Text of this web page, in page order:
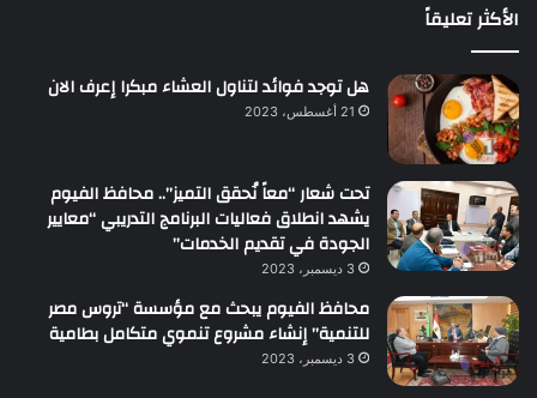
الأكثر تعليقاً
هل توجد فوائد لتناول العشاء مبكرا إعرف الان
21 أغسطس، 2023
تحت شعار “معاً نُحقق التميز”.. محافظ الفيوم
يشهد انطلاق فعاليات البرنامج التدريبي “معايير
الجودة في تقديم الخدمات”
3 ديسمبر، 2023
محافظ الفيوم يبحث مع مؤسسة “تروس مصر
للتنمية” إنشاء مشروع تنموي متكامل بطامية
3 ديسمبر، 2023